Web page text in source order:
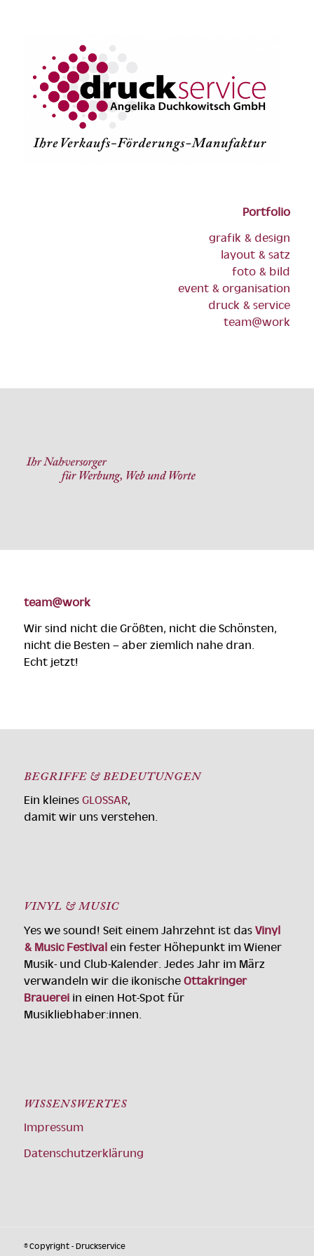
Portfolio
grafik & design
layout & satz
foto & bild
event & organisation
druck & service
team@work
team@work
Wir sind nicht die Größten, nicht die Schönsten,
nicht die Besten – aber ziemlich nahe dran.
Echt jetzt!
BEGRIFFE & BEDEUTUNGEN
Ein kleines GLOSSAR,
damit wir uns verstehen.
VINYL & MUSIC
Yes we sound! Seit einem Jahrzehnt ist das Vinyl
& Music Festivalein fester Höhepunkt im Wiener
Musik- und Club-Kalender. Jedes Jahr im März
verwandeln wir die ikonische Ottakringer
Brauereiin einen Hot-Spot für
Musikliebhaber:innen.
WISSENSWERTES
Impressum
Datenschutzerklärung
© Copyright - Druckservice